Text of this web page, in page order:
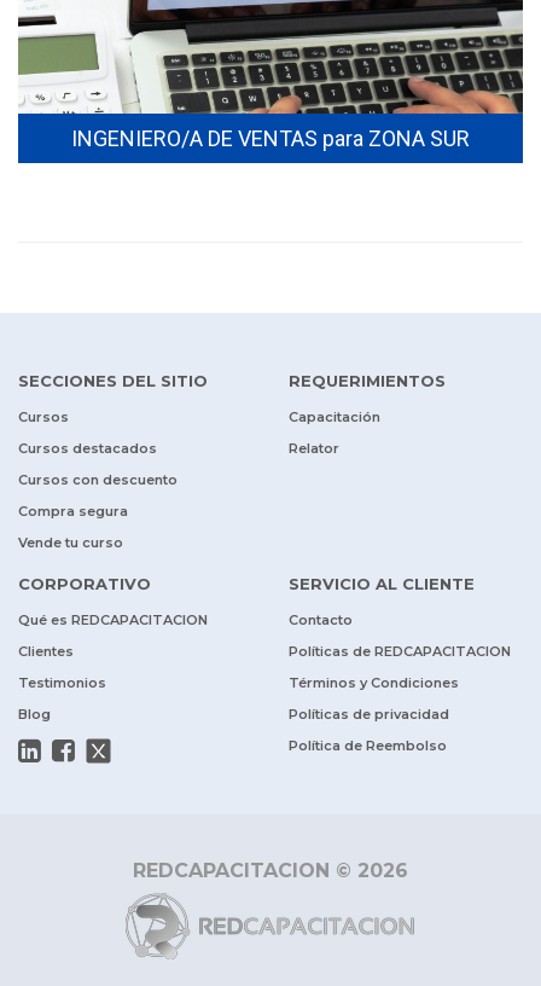
INGENIERO/A DE VENTAS para ZONA SUR
SECCIONES DEL SITIO
Cursos
Cursos destacados
Cursos con descuento
Compra segura
Vende tu curso
REQUERIMIENTOS
Capacitación
Relator
CORPORATIVO
Qué es REDCAPACITACION
Clientes
Testimonios
Blog
SERVICIO AL CLIENTE
Contacto
Políticas de REDCAPACITACION
Términos y Condiciones
Políticas de privacidad
Política de Reembolso
REDCAPACITACION © 2026